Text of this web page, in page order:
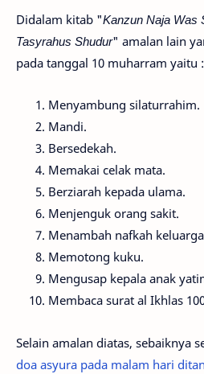
Didalam kitab "Kanzun Naja Was
Tasyrahus Shudur" amalan lain
pada tanggal 10 muharram yaitu :
Menyambung silaturrahim.
Mandi.
Bersedekah.
Memakai celak mata.
Berziarah kepada ulama.
Menjenguk orang sakit.
Menambah nafkah
Memotong kuku.
Mengusap kepala anak
Membaca surat al Ikhlas
Selain amalan diatas, sebaiknya
doa asyura pada malam hari